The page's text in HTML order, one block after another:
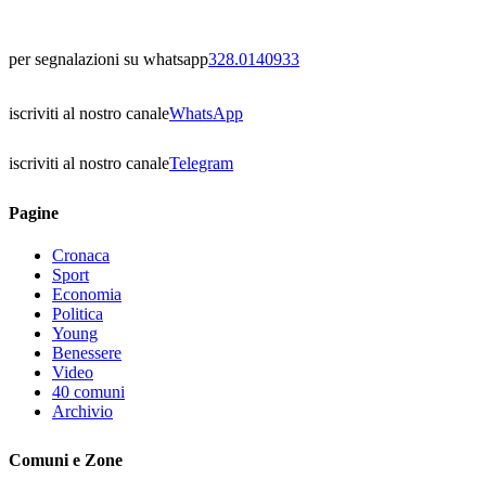
per segnalazioni su whatsapp328.0140933
iscriviti al nostro canaleWhatsApp
iscriviti al nostro canaleTelegram
Pagine
Cronaca
Sport
Economia
Politica
Young
Benessere
Video
40 comuni
Archivio
Comuni e Zone